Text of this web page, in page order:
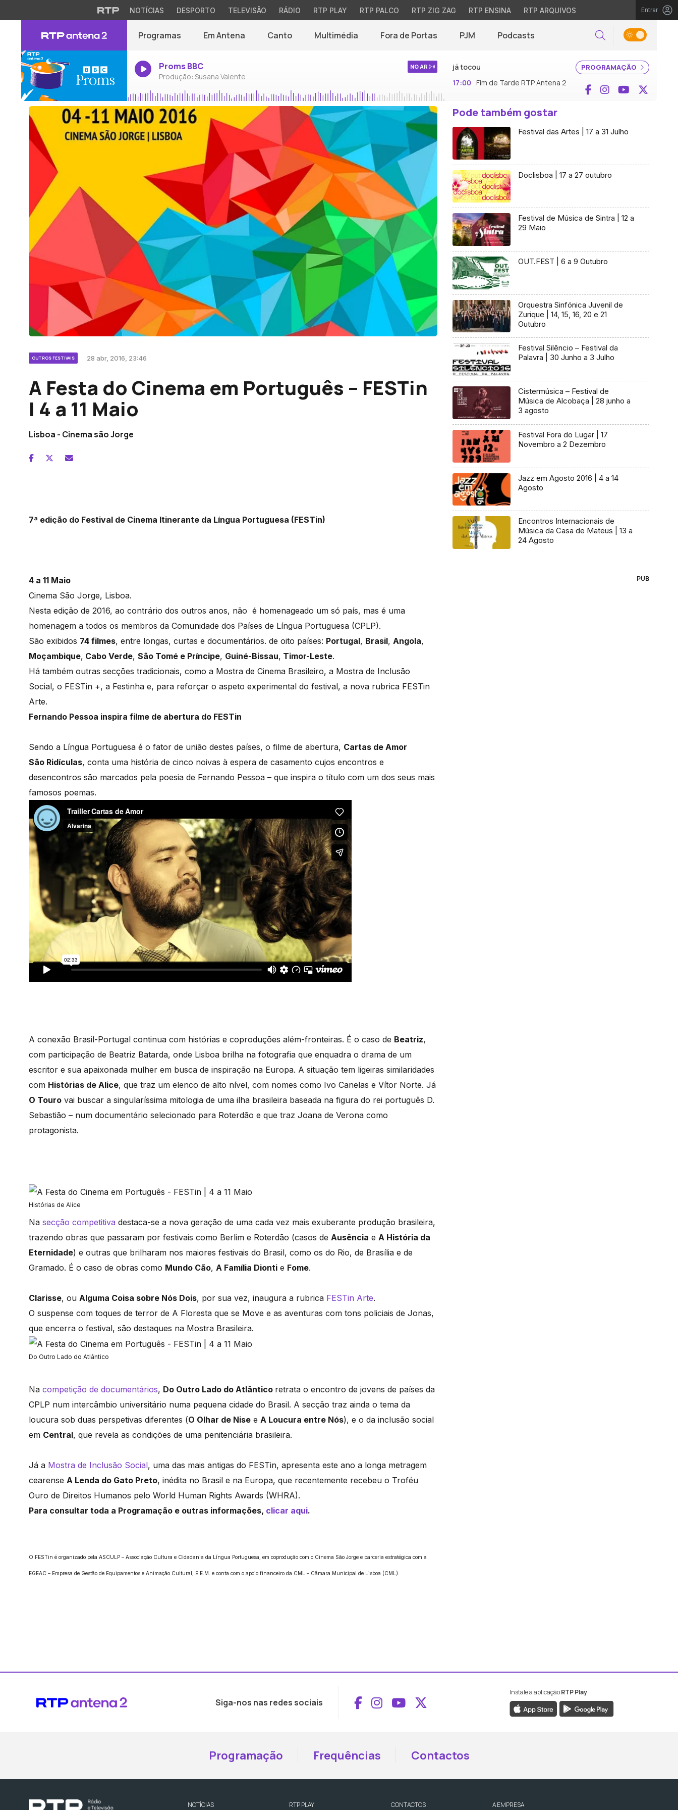
NOTÍCIAS DESPORTO TELEVISÃO RÁDIO RTP PLAY RTP PALCO RTP ZIG ZAG RTP ENSINA RTP ARQUIVOS Entrar
Programas Em Antena Canto Multimédia Fora de Portas PJM Podcasts Pesquisar
Proms BBC
Produção: Susana Valente
NO AR PROGRAMAÇÃO
já tocou
17:00 Fim de Tarde RTP Antena 2 Facebook
InstagramYouTube
OUTROS FESTIVAIS 28 abr, 2016, 23:46
A Festa do Cinema em Português – FESTin
| 4 a 11 Maio
Lisboa - Cinema são Jorge
7ª edição do Festival de Cinema Itinerante da Língua Portuguesa (FESTin)
4 a 11 Maio
Cinema São Jorge, Lisboa.
Nesta edição de 2016, ao contrário dos outros anos, não é homenageado um só país, mas é uma
homenagem a todos os membros da Comunidade dos Países de Língua Portuguesa (CPLP).
São exibidos 74 filmes, entre longas, curtas e documentários. de oito países: Portugal, Brasil, Angola,
Moçambique, Cabo Verde, São Tomé e Príncipe, Guiné-Bissau, Timor-Leste.
Há também outras secções tradicionais, como a Mostra de Cinema Brasileiro, a Mostra de Inclusão
Social, o FESTin +, a Festinha e, para reforçar o aspeto experimental do festival, a nova rubrica FESTin
Arte.
Fernando Pessoa inspira filme de abertura do FESTin
Sendo a Língua Portuguesa é o fator de união destes países, o filme de abertura, Cartas de Amor
São Ridículas, conta uma história de cinco noivas à espera de casamento cujos encontros e
desencontros são marcados pela poesia de Fernando Pessoa – que inspira o título com um dos seus mais
famosos poemas.
A conexão Brasil-Portugal continua com histórias e coproduções além-fronteiras. É o caso de Beatriz,
com participação de Beatriz Batarda, onde Lisboa brilha na fotografia que enquadra o drama de um
escritor e sua apaixonada mulher em busca de inspiração na Europa. A situação tem ligeiras similaridades
com Histórias de Alice, que traz um elenco de alto nível, com nomes como Ivo Canelas e Vítor Norte. Já
O Touro vai buscar a singularíssima mitologia de uma ilha brasileira baseada na figura do rei português D.
Sebastião – num documentário selecionado para Roterdão e que traz Joana de Verona como
protagonista.
Histórias de Alice
Na secção competitiva destaca-se a nova geração de uma cada vez mais exuberante produção brasileira,
trazendo obras que passaram por festivais como Berlim e Roterdão (casos de Ausência e A História da
Eternidade) e outras que brilharam nos maiores festivais do Brasil, como os do Rio, de Brasília e de
Gramado. É o caso de obras como Mundo Cão, A Família Dionti e Fome.
Clarisse, ou Alguma Coisa sobre Nós Dois, por sua vez, inaugura a rubrica FESTin Arte.
O suspense com toques de terror de A Floresta que se Move e as aventuras com tons policiais de Jonas,
que encerra o festival, são destaques na Mostra Brasileira.
Do Outro Lado do Atlântico
Na competição de documentários, Do Outro Lado do Atlântico retrata o encontro de jovens de países da
CPLP num intercâmbio universitário numa pequena cidade do Brasil. A secção traz ainda o tema da
loucura sob duas perspetivas diferentes (O Olhar de Nise e A Loucura entre Nós), e o da inclusão social
em Central, que revela as condições de uma penitenciária brasileira.
Já a Mostra de Inclusão Social, uma das mais antigas do FESTin, apresenta este ano a longa metragem
cearense A Lenda do Gato Preto, inédita no Brasil e na Europa, que recentemente recebeu o Troféu
Ouro de Direitos Humanos pelo World Human Rights Awards (WHRA).
Para consultar toda a Programação e outras informações, clicar aqui.
O FESTin é organizado pela ASCULP – Associação Cultura e Cidadania da Língua Portuguesa, em coprodução com o Cinema São Jorge e parceria estratégica com a
EGEAC – Empresa de Gestão de Equipamentos e Animação Cultural, E.E.M. e conta com o apoio financeiro da CML – Câmara Municipal de Lisboa (CML).
Pode também gostar
Festival das Artes | 17 a 31 Julho
Doclisboa | 17 a 27 outubro
Festival de Música de Sintra | 12 a
29 Maio
OUT.FEST | 6 a 9 Outubro
Orquestra Sinfónica Juvenil de
Zurique | 14, 15, 16, 20 e 21
Outubro
Festival Silêncio – Festival da
Palavra | 30 Junho a 3 Julho
Cistermúsica – Festival de
Música de Alcobaça | 28 junho a
3 agosto
Festival Fora do Lugar | 17
Novembro a 2 Dezembro
Jazz em Agosto 2016 | 4 a 14
Agosto
Encontros Internacionais de
Música da Casa de Mateus | 13 a
24 Agosto
PUB
Siga-nos nas redes sociais Aceder ao Facebook da RTP Antena 2
Aceder ao Instagram da RTP Antena 2
Aceder ao YouTube da RTP Antena 2
Aceder ao X da RTP Antena 2
Instale a aplicaçãoRTP Play
Programação Frequências Contactos
NOTÍCIAS RTP PLAY CONTACTOS A EMPRESA